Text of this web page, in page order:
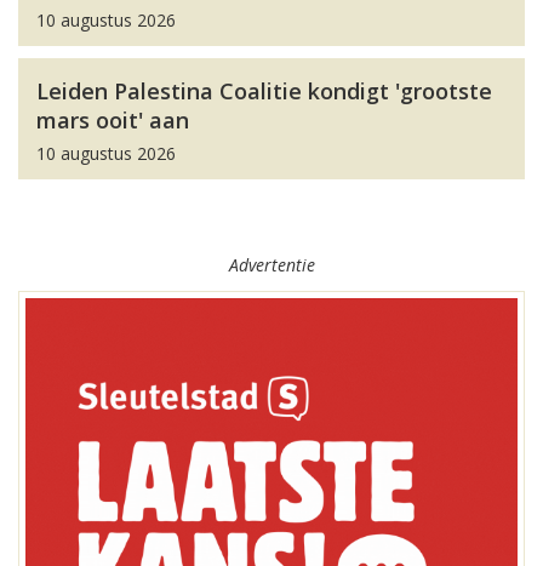
10 augustus 2026
Leiden Palestina Coalitie kondigt 'grootste
mars ooit' aan
10 augustus 2026
Advertentie